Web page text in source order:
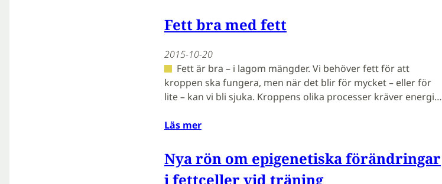
Fett bra med fett
2015-10-20
Fett är bra – i lagom mängder. Vi behöver fett för att
kroppen ska fungera, men när det blir för mycket – eller för
lite – kan vi bli sjuka. Kroppens olika processer kräver energi…
Läs mer
Nya rön om epigenetiska förändringar
i fettceller vid träning